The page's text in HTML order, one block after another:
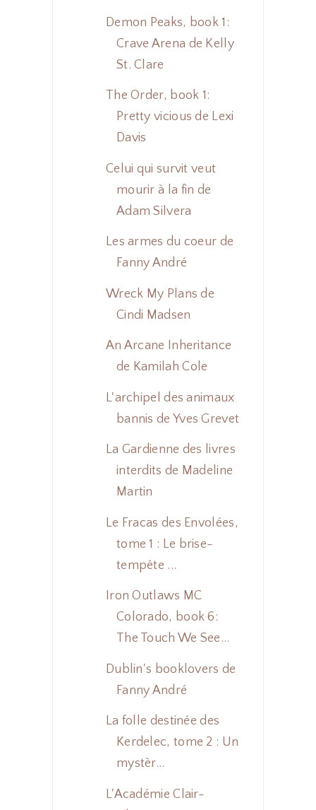
Demon Peaks, book 1:
Crave Arena de Kelly
St. Clare
The Order, book 1:
Pretty vicious de Lexi
Davis
Celui qui survit veut
mourir à la fin de
Adam Silvera
Les armes du coeur de
Fanny André
Wreck My Plans de
Cindi Madsen
An Arcane Inheritance
de Kamilah Cole
L'archipel des animaux
bannis de Yves Grevet
La Gardienne des livres
interdits de Madeline
Martin
Le Fracas des Envolées,
tome 1 : Le brise-
tempête ...
Iron Outlaws MC
Colorado, book 6:
The Touch We See...
Dublin's booklovers de
Fanny André
La folle destinée des
Kerdelec, tome 2 : Un
mystèr...
L'Académie Clair-